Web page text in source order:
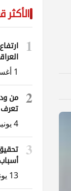
الأكثر
1
1 أغسطس
2
تعرف
العراق
4 يونيو
3
13 يونيو